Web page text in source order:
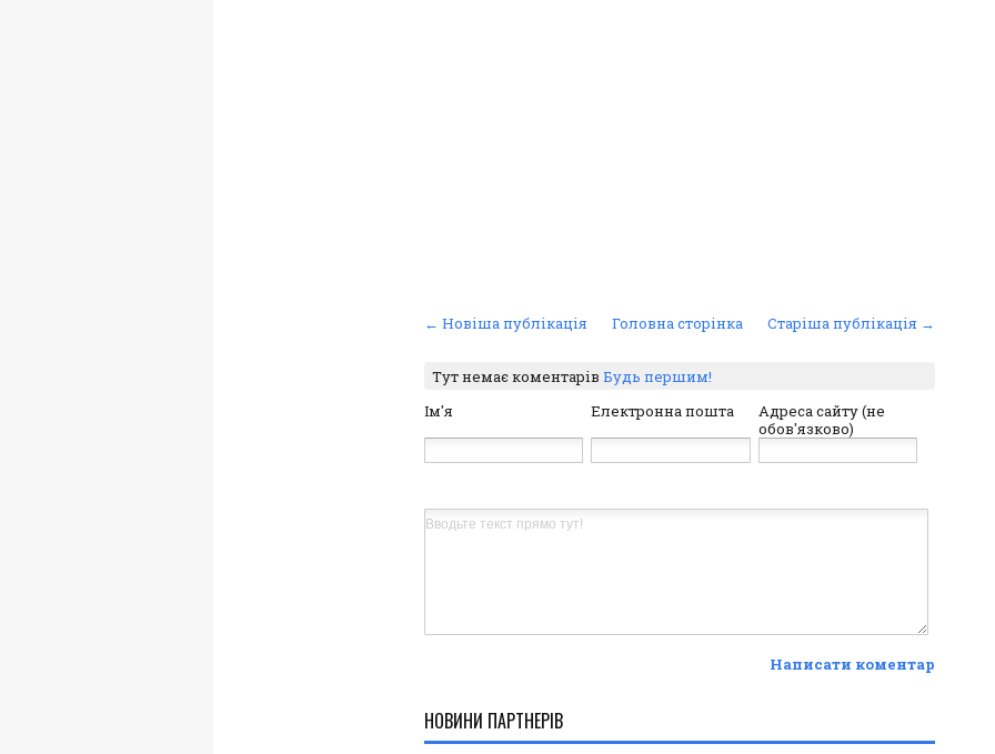
← Новіша публікація Старіша публікація →
Головна сторінка
Тут немає коментарів Будь першим!
Ім'я
Електронна пошта
Адреса сайту (не
обов'язково)
Написати коментар
НОВИНИ ПАРТНЕРІВ